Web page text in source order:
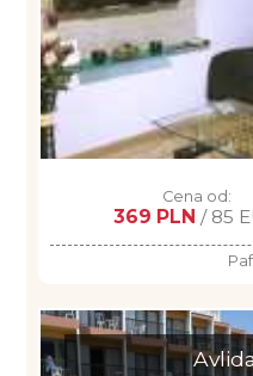
Cena od:
369 PLN / 85